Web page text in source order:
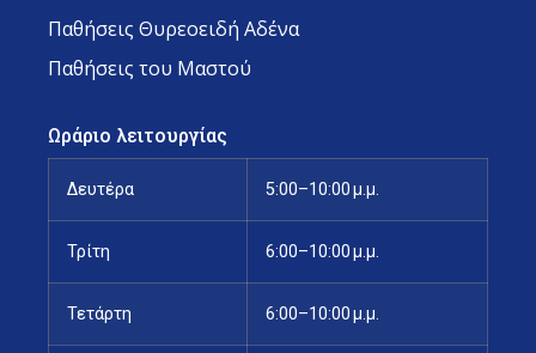
Παθήσεις Θυρεοειδή Αδένα
Παθήσεις του Μαστού
Ωράριο λειτουργίας
Δευτέρα 5:00–10:00 μ.μ.
Τρίτη 6:00–10:00 μ.μ.
Τετάρτη 6:00–10:00 μ.μ.